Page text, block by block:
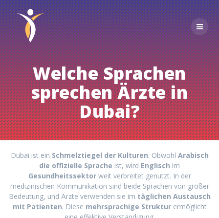
Skip
to
content
Welche Sprachen
sprechen Ärzte in
Dubai?
Dubai ist ein Schmelztiegel der Kulturen. Obwohl Arabisch
die offizielle Sprache ist, wird Englisch im
Gesundheitssektorweit verbreitet genutzt. In der
medizinischen Kommunikation sind beide Sprachen von großer
Bedeutung, und Ärzte verwenden sie im täglichen Austausch
mit Patienten. Diese mehrsprachige Strukturermöglicht